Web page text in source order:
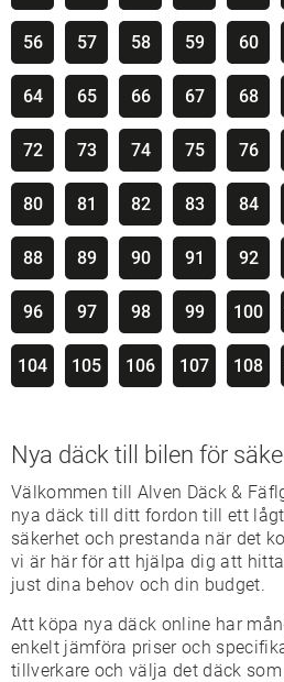
56 57 58 59 60
64 65 66 67 68
72 73 74 75 76
80 81 82 83 84
88 89 90 91 92
96 97 98 99 100
104 105 106 107 108
Nya däck till bilen för
Välkommen till Alven Däck &
nya däck till ditt fordon till ett
säkerhet och prestanda när det
vi är här för att hjälpa dig att
just dina behov och din budget.
Att köpa nya däck online har
enkelt jämföra priser och
tillverkare och välja det däck